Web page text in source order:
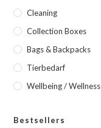
Cleaning
Collection Boxes
Bags & Backpacks
Tierbedarf
Wellbeing / Wellness
Bestsellers